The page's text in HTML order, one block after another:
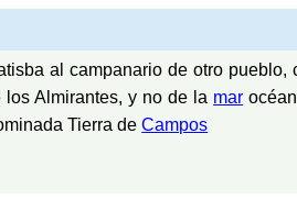
al campanario de otro pueblo,
Almirantes, y no de la mar
Tierra deCampos